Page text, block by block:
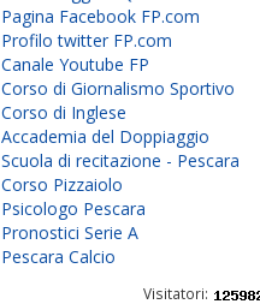
Pagina Facebook FP.com
Profilo twitter FP.com
Canale Youtube FP
Corso di Giornalismo Sportivo
Corso di Inglese
Accademia del Doppiaggio
Scuola di recitazione - Pescara
Corso Pizzaiolo
Psicologo Pescara
Pronostici Serie A
Pescara Calcio
Visitatori: